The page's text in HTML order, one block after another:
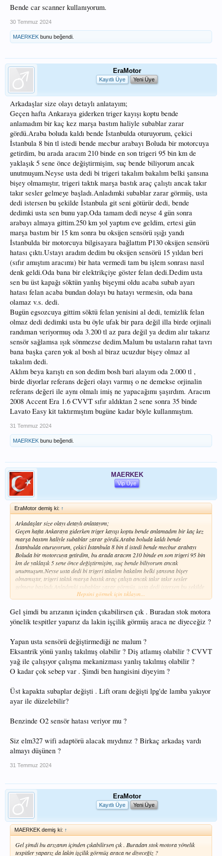
Bende car scanner kullanıyorum.
30 Temmuz 2024
MAERKEK bunu beğendi.
EraMotor
Kayıtlı Üye Yeni Üye
Arkadaşlar size olayı detaylı anlatayım;
Geçen hafta Ankaraya giderken triger kayışı koptu bende
anlamadım bir kaç kez marşa bastım haliyle subablar zarar
gördü.Araba boluda kaldı bende İstanbulda oturuyorum, çekici
İstanbula 8 bin tl istedi bende mecbur arabayı Boluda bir motorcuya
getirdim, bu arada aracım 210 binde en son trigeri 95 bin km de
yaklaşık 5 sene önce değiştirmişim, suç bende biliyorum ancak
unutmuşum.Neyse usta dedi bi trigeri takalım bakalım belki şansına
bişey olmamıştır, trigeri taktık marşa bastık araç çalıştı ancak takır
takır sesler gelmeye başladı.Anladımki subablar zarar görmüş, usta
dedi istersen bu şekilde İstanbula git seni götürür dedi, bende
dedimki usta sen bunu yap.Oda tamam dedi neyse 4 gün sonra
arabayı almaya gittim.250 km yol yaptım eve geldim, ertesi gün
marşa bastım bir 15 km sonra bu oksijen sensörü ışığı yandı
İstanbulda bir motorcuya bilgisayara bağlattım P130 oksijen sensörü
hatası çıktı.Ustayı aradım dedim bu oksijen sensörü 15 yıldan beri
(sıfır amıştım aracımı) bir hata vermedi tam bu işlem sonrası nasıl
denk geldi.Oda bana bir elektrikçiye göster felan dedi.Dedim usta
sen bu üst kapağı söktün yanlış bişeymi oldu acaba subab ayarı
hatası felan acaba bundan dolayı bu hatayı vermesin, oda bana
olamaz v.s. dedi.
Bugün egsozcuya gittim söktü felan yenisini al dedi, temizlik felan
olmaz dedi dedimki usta bu öyle ufak bir para değil illa birde orjinali
randıman veriyormuş oda 3.200 tl az para değil ya dedim alır takarız
sensör sağlamsa ışık sönmezse dedim.Malum bu ustaların rahat tavrı
bana başka çaren yok al bosh al biraz ucuzdur bişey olmaz al
takalım dedi.
Aklım beya karıştı en son dedim bosh bari alayım oda 2.000 tl ,
birde diyorlar referans değeri olayı varmış o ne demekse orjinalin
referans değeri ile aynı olmalı imiş ne yapacağımı şaşırdım. Aracım
2008 Accent Era 1.6 CVVT sıfır aldıktan 2 sene sonra 35 binde
Lavato Easy kit taktırmıştım bugüne kadar böyle kullanmıştım.
31 Temmuz 2024
MAERKEK bunu beğendi.
MAERKEK
Vip Üye
EraMotor demiş ki: ↑
Arkadaşlar size olayı detaylı anlatayım;
Geçen hafta Ankaraya giderken triger kayışı koptu bende anlamadım bir kaç kez
marşa bastım haliyle subablar zarar gördü.Araba boluda kaldı bende
İstanbulda oturuyorum, çekici İstanbula 8 bin tl istedi bende mecbur arabayı
Boluda bir motorcuya getirdim, bu arada aracım 210 binde en son trigeri 95 bin
km de yaklaşık 5 sene önce değiştirmişim, suç bende biliyorum ancak
unutmuşum.Neyse usta dedi bi trigeri takalım bakalım belki şansına bişey
olmamıştır, trigeri taktık marşa bastık araç çalıştı ancak takır takır sesler
gelmeye başladı.Anladımki subablar zarar görmüş, usta dedi istersen bu şekilde
İstanbula git seni götürür dedi, bende dedimki usta sen bunu yap.Oda tamam
ertesi gün marşa bastım bir 15 km sonra bu oksijen sensörü ışığı yandı
İstanbulda bir motorcuya bilgisayara bağlattım P130 oksijen sensörü hatası
çıktı.Ustayı aradım dedim bu oksijen sensörü 15 yıldan beri (sıfır amıştım
elektrikçiye göster felan dedi.Dedim usta sen bu üst kapağı söktün yanlış bişeymi
oldu acaba subab ayarı hatası felan acaba bundan dolayı bu hatayı vermesin,
oda bana olamaz v.s. dedi.
Bugün egsozcuya gittim söktü felan yenisini al dedi, temizlik felan olmaz dedi
dedimki usta bu öyle ufak bir para değil illa birde orjinali randıman veriyormuş
dedim.Malum bu ustaların rahat tavrı bana başka çaren yok al bosh al biraz
ucuzdur bişey olmaz al takalım dedi.
Aklım beya karıştı en son dedim bosh bari alayım oda 2.000 tl , birde diyorlar
olmalı imiş ne yapacağımı şaşırdım. Aracım 2008 Accent Era 1.6 CVVT sıfır
kullanmıştım.
Hepsini görmek için tıklayın...
Gel şimdi bu arızanın içinden çıkabilirsen çık . Buradan stok motora
yönelik tespitler yaparız da lakin işçilik görmüş araca ne diyeceğiz ?
Yapan usta sensörü değiştirmediği ne malum ?
Eksantrik yönü yanlış takılmış olabilir ? Diş atlamış olabilir ? CVVT
yağ ile çalışıyor çalışma mekanizması yanlış takılmış olabilir ?
O kadar çok sebep var . Şimdi ben hangisini diyeyim ?
Üst kapakta subaplar değişti . Lift oranı değişti lpg'de lamba yakıyor
ayar ile düzelebilir?
Benzinde O2 sensör hatası veriyor mu ?
Siz elm327 wifi adaptörü alacak mıydınız ? Birkaç arkadaş vardı
almayı düşünen ?
31 Temmuz 2024
EraMotor
Kayıtlı Üye Yeni Üye
MAERKEK demiş ki: ↑
Gel şimdi bu arızanın içinden çıkabilirsen çık . Buradan stok motora yönelik
tespitler yaparız da lakin işçilik görmüş araca ne diyeceğiz ?